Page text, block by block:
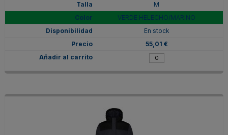
M
VERDE HELECHO/MARINO
En stock
55,01 €